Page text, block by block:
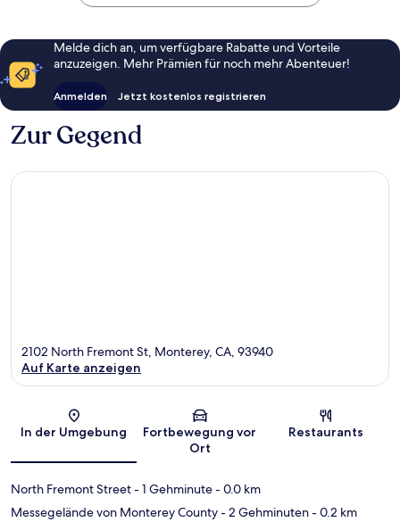
Melde dich an, um verfügbare Rabatte und Vorteile
anzuzeigen. Mehr Prämien für noch mehr Abenteuer!
Anmelden Jetzt kostenlos registrieren
Zur Gegend
Karte
2102 North Fremont St, Monterey, CA, 93940
Auf Karte anzeigen
In der Umgebung
Fortbewegung vor
Ort
Restaurants
North Fremont Street- 1 Gehminute- 0.0 km
Messegelände von Monterey County- 2 Gehminuten- 0.2 km